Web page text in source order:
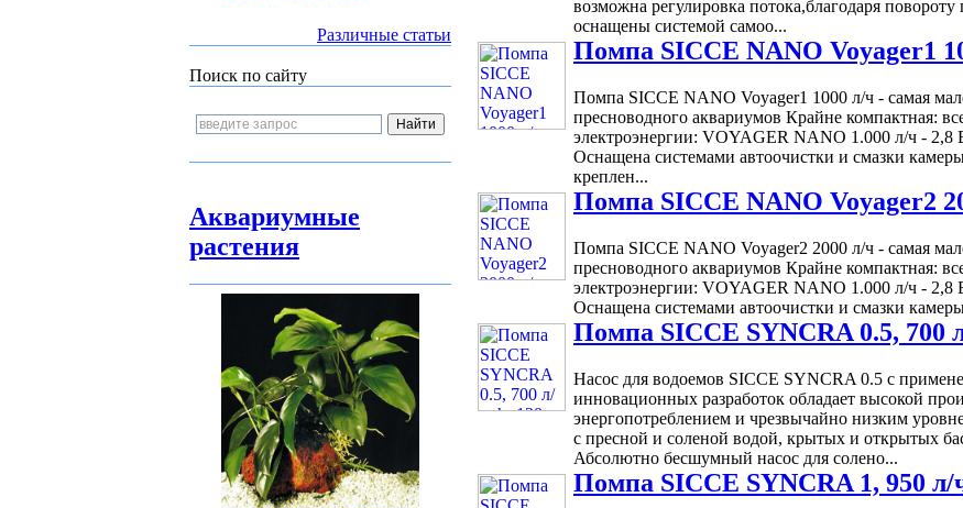
Различные статьи
Поиск по сайту
Аквариумные
растения
возможна регулировка потока,благодаря
оснащены системой самоо...
Помпа SICCE NANO Voyager1
Помпа SICCE NANO Voyager1 1000 л/ч - самая
пресноводного аквариумов Крайне компактная:
электроэнергии: VOYAGER NANO 1.000 л/ч -
Оснащена системами автоочистки и смазки
креплен...
Помпа SICCE NANO Voyager2
Помпа SICCE NANO Voyager2 2000 л/ч - самая
пресноводного аквариумов Крайне компактная:
электроэнергии: VOYAGER NANO 1.000 л/ч -
Оснащена системами автоочистки и смазки
Помпа SICCE SYNCRA 0.5, 700
Насос для водоемов SICCE SYNCRA 0.5 с
инновационных разработок обладает высокой
энергопотреблением и чрезвычайно низким
с пресной и соленой водой, крытых и открытых
Абсолютно бесшумный насос для солено...
Помпа SICCE SYNCRA 1, 950 л/